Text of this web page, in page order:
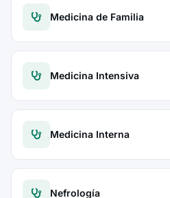
Medicina de Familia
Medicina Intensiva
Medicina Interna
Nefrología